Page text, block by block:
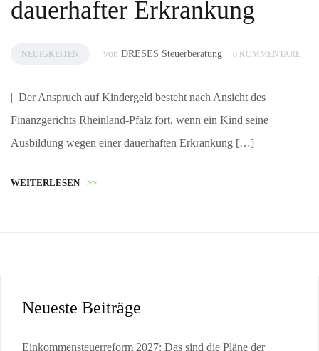
dauerhafter Erkrankung
NEUIGKEITEN von DRESES Steuerberatung 0 KOMMENTARE
| Der Anspruch auf Kindergeld besteht nach Ansicht des
Finanzgerichts Rheinland-Pfalz fort, wenn ein Kind seine
Ausbildung wegen einer dauerhaften Erkrankung […]
WEITERLESEN >>
Neueste Beiträge
Einkommensteuerreform 2027: Das sind die Pläne der